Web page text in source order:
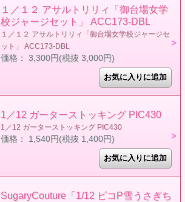
１／１２ アサルトリリィ「御台場女学
校ジャージセット」 ACC173-DBL
１／１２ アサルトリリィ「御台場女学校ジャージセ
ット」 ACC173-DBL
価格： 3,300円(税抜 3,000円)
1／12 ガーターストッキング PIC430
1／12 ガーターストッキング PIC430
価格： 1,540円(税抜 1,400円)
SugaryCouture「1/12 ピコP雪うさぎち